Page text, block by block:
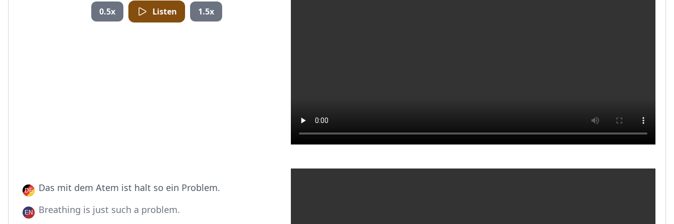
0.5x Listen 1.5x
Das mit dem Atem ist halt so ein Problem.
Breathing is just such a problem.